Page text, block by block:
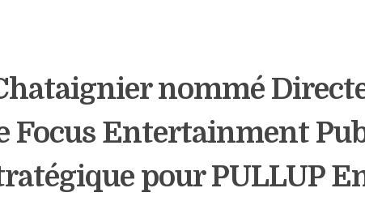
nommé
Focus Entertainment
pour PULLUP